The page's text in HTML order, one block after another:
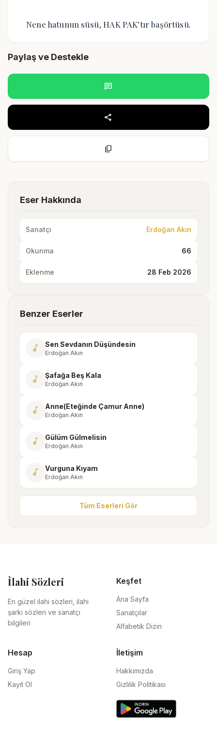
Nene hatunun süsü, HAK PAK’tır başörtüsü.
Paylaş ve Destekle
chat
share
content_copy
Eser Hakkında
Sanatçı Erdoğan Akın
Okunma 66
Eklenme 28 Feb 2026
Benzer Eserler
music_note Sen Sevdanın Düşündesin
Erdoğan Akın
music_note Şafağa Beş Kala
Erdoğan Akın
music_note Anne(Eteğinde Çamur Anne)
Erdoğan Akın
music_note Gülüm Gülmelisin
Erdoğan Akın
music_note Vurguna Kıyam
Erdoğan Akın
Tüm Eserleri Gör
İlahi Sözleri
En güzel ilahi sözleri, ilahi
şarkı sözleri ve sanatçı
bilgileri
Keşfet
Ana Sayfa
Sanatçılar
Alfabetik Dizin
Hesap
Giriş Yap
Kayıt Ol
İletişim
Hakkımızda
Gizlilik Politikası